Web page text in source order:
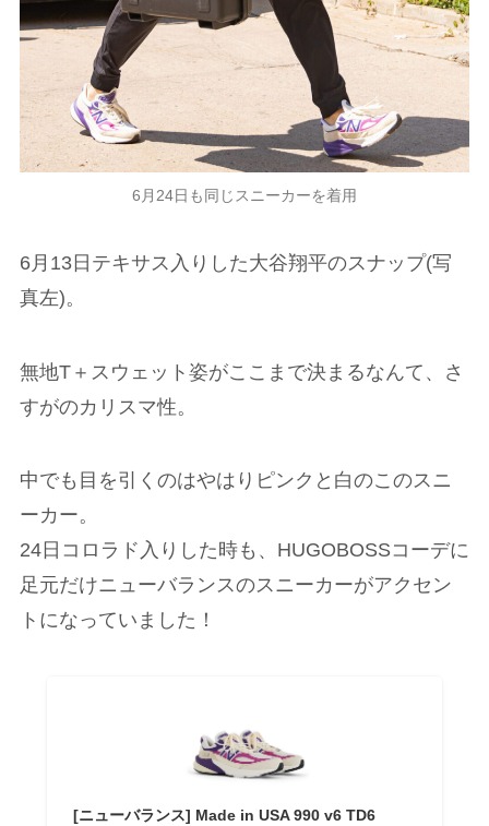
6月24日も同じスニーカーを着用
6月13日テキサス入りした大谷翔平のスナップ(写
真左)。
無地T＋スウェット姿がここまで決まるなんて、さ
すがのカリスマ性。
中でも目を引くのはやはりピンクと白のこのスニ
ーカー。
24日コロラド入りした時も、HUGOBOSSコーデに
足元だけニューバランスのスニーカーがアクセン
トになっていました！
[ニューバランス] Made in USA 990 v6 TD6